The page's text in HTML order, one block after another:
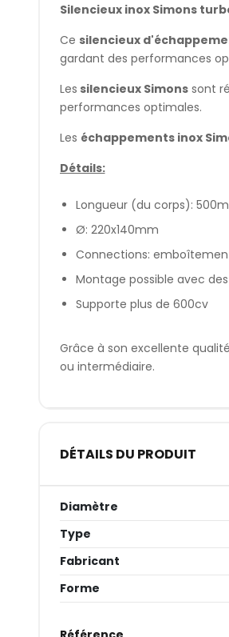
Silencieux inox Simons
Ce silencieux
gardant des performances
Les silencieux Simonssont
performances optimales.
Les échappements inox
Détails:
Longueur (du corps):
Ø: 220x140mm
Connections:
Montage possible avec
Supporte plus de 600cv
Grâce à son excellente
ou intermédiaire.
DÉTAILS DU PRODUIT
Diamètre
Type
Fabricant
Forme